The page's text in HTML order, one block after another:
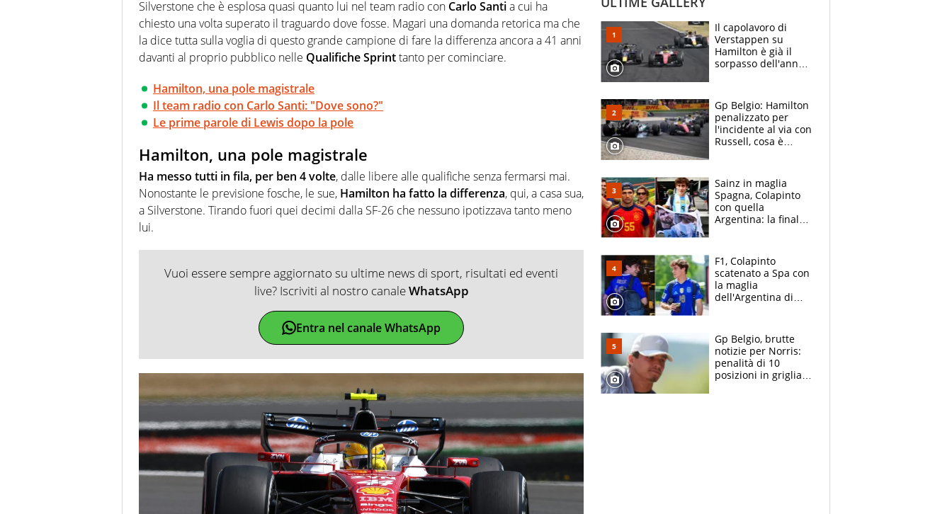
Silverstone che è esplosa quasi quanto lui nel team radio con Carlo Santia cui ha
chiesto una volta superato il traguardo dove fosse. Magari una domanda retorica ma che
la dice tutta sulla voglia di questo grande campione di fare la differenza ancora a 41 anni
davanti al proprio pubblico nelle Qualifiche Sprinttanto per cominciare.
Hamilton, una pole magistrale
Il team radio con Carlo Santi: "Dove sono?"
Le prime parole di Lewis dopo la pole
Hamilton, una pole magistrale
Ha messo tutti in fila, per ben 4 volte, dalle libere alle qualifiche senza fermarsi mai.
Nonostante le previsione fosche, le sue, Hamilton ha fatto la differenza, qui, a casa sua,
a Silverstone. Tirando fuori quei decimi dalla SF-26 che nessuno ipotizzava tanto meno
lui.
Vuoi essere sempre aggiornato su ultime news di sport, risultati ed eventi
live? Iscriviti al nostro canaleWhatsApp
Entra nel canale WhatsApp
Il capolavoro di
Verstappen su
Hamilton è già il
sorpasso dell'anno:
2021
Gp Belgio: Hamilton
penalizzato per
l'incidente al via con
Russell, cosa è
Sainz in maglia
Spagna, Colapinto
con quella
Argentina: la finale
vede l'ora
F1, Colapinto
scatenato a Spa con
la maglia
dell'Argentina di
le parolacce"
Gp Belgio, brutte
notizie per Norris:
penalità di 10
posizioni in griglia,